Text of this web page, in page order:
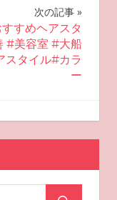
次の記事
すめヘアスタ
#美容室 #大船
スタイル#カラ
ー